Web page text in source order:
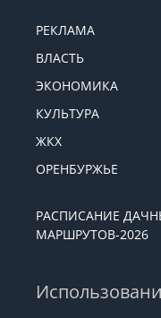
РЕКЛАМА
ВЛАСТЬ
ЭКОНОМИКА
КУЛЬТУРА
ЖКХ
ОРЕНБУРЖЬЕ
РАСПИСАНИЕ
МАРШРУТОВ-2026